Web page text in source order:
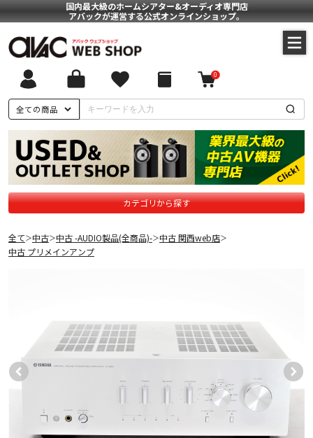
国内最大級のホームシアター&オーディオ専門店
アバックが運営する公式オンラインショップ。
全ての商品
0
カテゴリから探す
全て＞中古＞中古 -AUDIO製品(全商品)-＞中古 関西web店＞
中古 プリメインアンプ